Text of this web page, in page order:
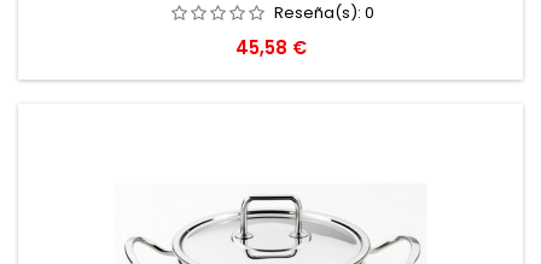
Reseña(s): 0
Precio
45,58 €